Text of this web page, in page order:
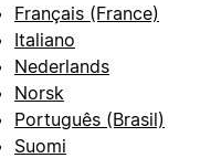
Français (France)
Italiano
Nederlands
Norsk
Português (Brasil)
Suomi